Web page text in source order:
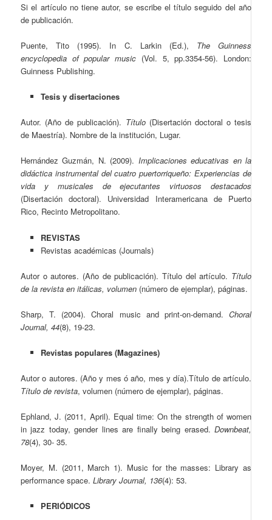
Si el artículo no tiene autor, se escribe el título seguido del año
de publicación.
Puente, Tito (1995). In C. Larkin (Ed.), The Guinness
encyclopedia of popular music (Vol. 5, pp.3354-56). London:
Guinness Publishing.
Tesis y disertaciones
Autor. (Año de publicación). Título (Disertación doctoral o tesis
de Maestría). Nombre de la institución, Lugar.
Hernández Guzmán, N. (2009). Implicaciones educativas en la
didáctica instrumental del cuatro puertorriqueño: Experiencias de
vida y musicales de ejecutantes virtuosos destacados
(Disertación doctoral). Universidad Interamericana de Puerto
Rico, Recinto Metropolitano.
REVISTAS
Revistas académicas (Journals)
Autor o autores. (Año de publicación). Título del artículo. Título
de la revista en itálicas, volumen (número de ejemplar), páginas.
Sharp, T. (2004). Choral music and print-on-demand. Choral
Journal, 44(8), 19-23.
Revistas populares (Magazines)
Autor o autores. (Año y mes ó año, mes y día).Título de artículo.
Título de revista, volumen (número de ejemplar), páginas.
Ephland, J. (2011, April). Equal time: On the strength of women
in jazz today, gender lines are finally being erased. Downbeat,
78(4), 30- 35.
Moyer, M. (2011, March 1). Music for the masses: Library as
performance space.Library Journal, 136(4): 53.
PERIÓDICOS